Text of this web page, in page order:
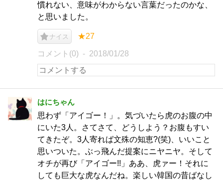
慣れない、意味がわからない言葉だったのかな、
と思いました。
ナイス ★27
コメント(0) 2018/01/28
はにちゃん
思わず「アイゴー！」。気づいたら虎のお腹の中
にいた3人。さてさて、どうしよう？お腹もすい
てきたぞ。3人寄れば文殊の知恵?(笑)、いいこと
思いついた。ぶっ飛んだ提案にニヤニヤ。そして
オチが再び「アイゴー!!」ああ、虎ァー！それに
しても巨大な虎なんだね。楽しい韓国の昔ばなし